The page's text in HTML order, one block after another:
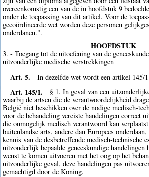
overeenkomstig een van de in hoofdstuk 9
onder de toepassing van dit artikel. Voor de
gecoördineerde wet worden deze personen
onderdanen.".
HOOFDSTUK
3. - Toegang tot de uitoefening van de
uitzonderlijke medische verstrekkingen
Art. 5. In dezelfde wet wordt een artikel 145/
Art. 145/1.
§ 1. In geval van een
waarbij de artsen die de verantwoordelijkheid
België niet beschikken over de nodige medisch-
voor de behandeling vereiste handelingen correct
die onmogelijk medisch verantwoord kan
buitenlandse arts, andere dan Europees
kennis van de desbetreffende medisch-technische
uitzonderlijk bepaalde geneeskundige
wenst te komen uitvoeren met het oog op het
uitzonderlijke geval, deze handelingen pas
gemachtigd door de Koning.